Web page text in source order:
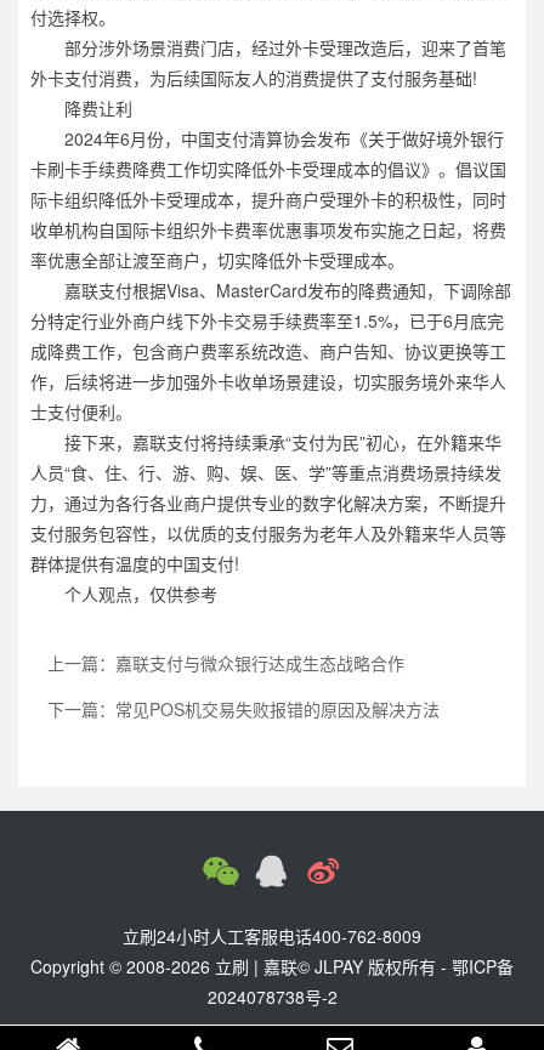
付选择权。
部分涉外场景消费门店，经过外卡受理改造后，迎来了首笔
外卡支付消费，为后续国际友人的消费提供了支付服务基础!
降费让利
2024年6月份，中国支付清算协会发布《关于做好境外银行
卡刷卡手续费降费工作切实降低外卡受理成本的倡议》。倡议国
际卡组织降低外卡受理成本，提升商户受理外卡的积极性，同时
收单机构自国际卡组织外卡费率优惠事项发布实施之日起，将费
率优惠全部让渡至商户，切实降低外卡受理成本。
嘉联支付根据Visa、MasterCard发布的降费通知，下调除部
分特定行业外商户线下外卡交易手续费率至1.5%，已于6月底完
成降费工作，包含商户费率系统改造、商户告知、协议更换等工
作，后续将进一步加强外卡收单场景建设，切实服务境外来华人
士支付便利。
接下来，嘉联支付将持续秉承“支付为民”初心，在外籍来华
人员“食、住、行、游、购、娱、医、学”等重点消费场景持续发
力，通过为各行各业商户提供专业的数字化解决方案，不断提升
支付服务包容性，以优质的支付服务为老年人及外籍来华人员等
群体提供有温度的中国支付!
个人观点，仅供参考
上一篇：嘉联支付与微众银行达成生态战略合作
下一篇：常见POS机交易失败报错的原因及解决方法
立刷24小时人工客服电话400-762-8009
Copyright © 2008-2026 立刷 | 嘉联© JLPAY 版权所有 - 鄂ICP备
2024078738号-2